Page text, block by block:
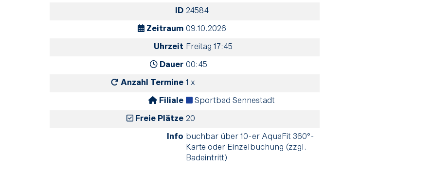
ID 24584
Zeitraum 09.10.2026
Uhrzeit Freitag 17:45
Dauer 00:45
Anzahl Termine 1 x
Filiale
Sportbad Sennestadt
Freie Plätze 20
Info buchbar über 10-er AquaFit 360°-
Karte oder Einzelbuchung (zzgl.
Badeintritt)